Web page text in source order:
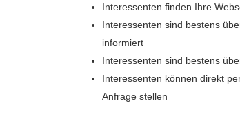
Interessenten finden Ihre
Interessenten sind bestens
informiert
Interessenten sind bestens
Interessenten können direkt
Anfrage stellen